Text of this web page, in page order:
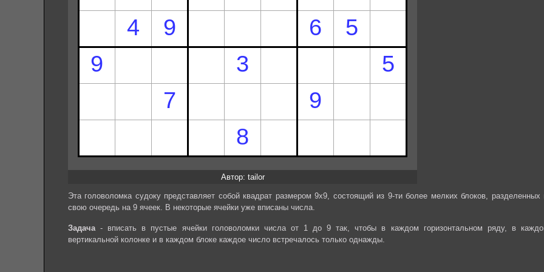
Автор: tailor
Эта головоломка судоку представляет собой квадрат размером 9х9, состоящий из 9-ти более мелких блоков, разделенных
свою очередь на 9 ячеек. В некоторые ячейки уже вписаны числа.
Задача- вписать в пустые ячейки головоломки числа от 1 до 9 так, чтобы в каждом горизонтальном ряду, в
вертикальной колонке и в каждом блоке каждое число встречалось только однажды.